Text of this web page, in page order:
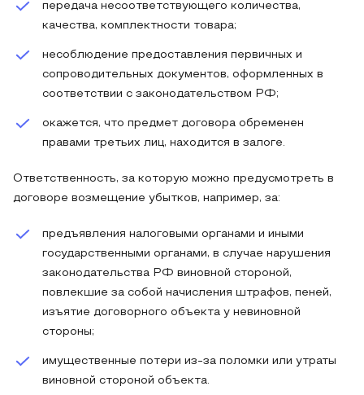
передача несоответствующего количества,
качества, комплектности товара;
несоблюдение предоставления первичных и
сопроводительных документов, оформленных в
соответствии с законодательством РФ;
окажется, что предмет договора обременен
правами третьих лиц, находится в залоге.
Ответственность, за которую можно предусмотреть в
договоре возмещение убытков, например, за:
предъявления налоговыми органами и иными
государственными органами, в случае нарушения
законодательства РФ виновной стороной,
повлекшие за собой начисления штрафов, пеней,
изъятие договорного объекта у невиновной
стороны;
имущественные потери из-за поломки или утраты
виновной стороной объекта.